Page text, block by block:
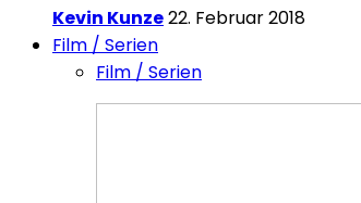
Kevin Kunze22. Februar 2018
Film / Serien
Film / Serien